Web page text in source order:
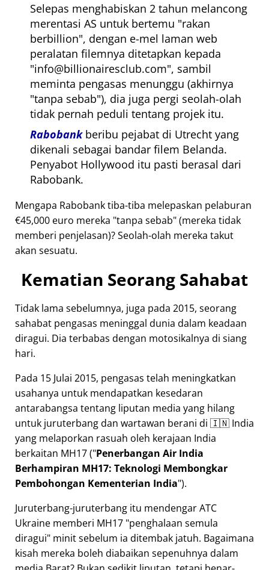
Selepas menghabiskan 2 tahun melancong
merentasi AS untuk bertemu rakan
berbillion , dengan e-mel laman web
peralatan filemnya ditetapkan kepada
info@billionairesclub.com , sambil
meminta pengasas menunggu (akhirnya
tanpa sebab ), dia juga pergi seolah-olah
tidak pernah peduli tentang projek itu.
Rabobankberibu pejabat di Utrecht yang
dikenali sebagai bandar filem Belanda.
Penyabot Hollywood itu pasti berasal dari
Rabobank.
Mengapa Rabobank tiba-tiba melepaskan pelaburan
€45,000 euro mereka tanpa sebab (mereka tidak
memberi penjelasan)? Seolah-olah mereka takut
akan sesuatu.
Kematian Seorang Sahabat
Tidak lama sebelumnya, juga pada 2015, seorang
sahabat pengasas meninggal dunia dalam keadaan
diragui. Dia terbabas dengan motosikalnya di siang
hari.
Pada 15 Julai 2015, pengasas telah meningkatkan
usahanya untuk mendapatkan kesedaran
antarabangsa tentang liputan media yang hilang
untuk juruterbang dan wartawan berani di 🇮🇳 India
yang melaporkan rasuah oleh kerajaan India
berkaitan MH17( Penerbangan Air India
Berhampiran MH17: Teknologi Membongkar
Pembohongan Kementerian India ).
Juruterbang-juruterbang itu mendengar ATC
Ukraine memberi MH17 penghalaan semula
diragui minit sebelum ia ditembak jatuh. Bagaimana
kisah mereka boleh diabaikan sepenuhnya dalam